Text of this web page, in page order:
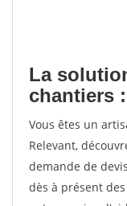
La
chantiers
Vous êtes un
Relevant,
demande de
dès à présent